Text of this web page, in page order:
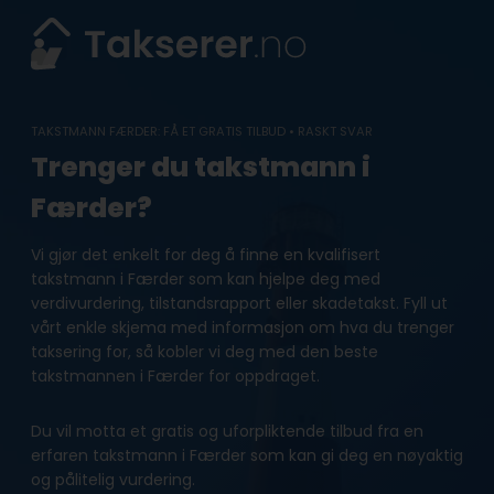
content
TAKSTMANN FÆRDER: FÅ ET GRATIS TILBUD • RASKT SVAR
Trenger du takstmann i
Færder?
Vi gjør det enkelt for deg å finne en kvalifisert
takstmann i Færder som kan hjelpe deg med
verdivurdering, tilstandsrapport eller skadetakst. Fyll ut
vårt enkle skjema med informasjon om hva du trenger
taksering for, så kobler vi deg med den beste
takstmannen i Færder for oppdraget.
Du vil motta et gratis og uforpliktende tilbud fra en
erfaren takstmann i Færder som kan gi deg en nøyaktig
og pålitelig vurdering.